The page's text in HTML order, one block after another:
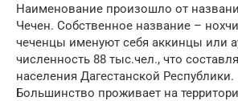
Наименование произошло от
Чечен. Собственное название –
чеченцы именуют себя аккинцы или
численность 88 тыс.чел., что
населения Дагестанской Республики.
Большинство проживает на